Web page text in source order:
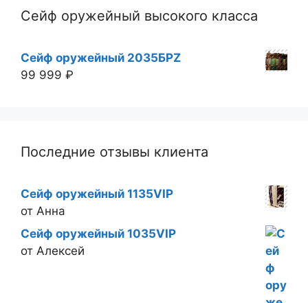
Сейф оружейный высокого класса
Сейф оружейный 2035БРZ
99 999 ₽
Последние отзывы клиента
Сейф оружейный 1135VIP
от Анна
Сейф оружейный 1035VIP
от Алексей